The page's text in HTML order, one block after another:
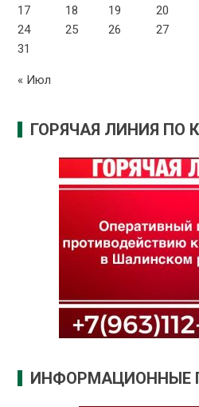
17
18 19 20
24
25 26 27
31
« Июл
ГОРЯЧАЯ ЛИНИЯ ПО
ИНФОРМАЦИОННЫЕ